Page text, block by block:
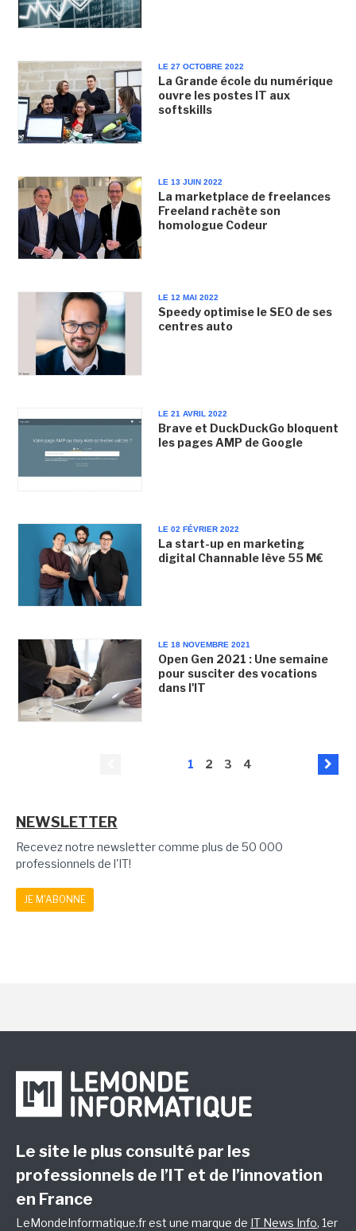
LE 27 OCTOBRE 2022
La Grande école du numérique
ouvre les postes IT aux
softskills
LE 13 JUIN 2022
La marketplace de freelances
Freeland rachète son
homologue Codeur
LE 12 MAI 2022
Speedy optimise le SEO de ses
centres auto
LE 21 AVRIL 2022
Brave et DuckDuckGo bloquent
les pages AMP de Google
LE 02 FÉVRIER 2022
La start-up en marketing
digital Channable lève 55 M€
LE 18 NOVEMBRE 2021
Open Gen 2021 : Une semaine
pour susciter des vocations
dans l'IT
1 2 3 4
NEWSLETTER
Recevez notre newsletter comme plus de 50 000
professionnels de l'IT!
JE M'ABONNE
Le site le plus consulté par les
professionnels de l’IT et de l’innovation
en France
LeMondeInformatique.fr est une marque de IT News Info, 1er